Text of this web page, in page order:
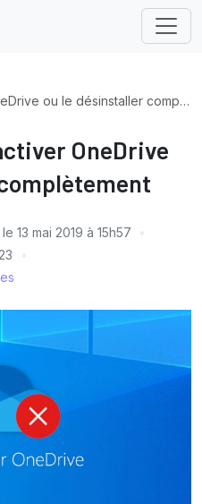
ou le désinstaller complètement
OneDrive
13 mai 2019 à 15h57